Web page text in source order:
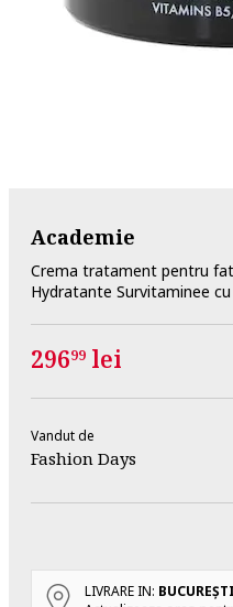
Academie
Crema tratament pentru
Hydratante Survitaminee
29699 lei
Vandut de
Fashion Days
LIVRARE IN: BUCUREŞTI